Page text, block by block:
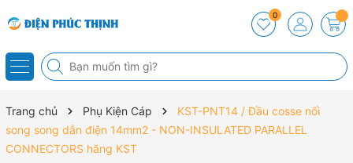
0
Trang chủ Phụ Kiện Cáp
KST-PNT14 / Đầu cosse nối
song song dẫn điện 14mm2 - NON-INSULATED PARALLEL
CONNECTORS hãng KST